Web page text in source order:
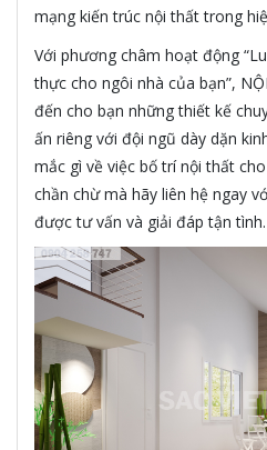
mạng kiến trúc nội thất trong
Với phương châm hoạt động
thực cho ngôi nhà của bạn”,
đến cho bạn những thiết kế
ấn riêng với đội ngũ dày dặn
mắc gì về việc bố trí nội thất
chần chừ mà hãy liên hệ ngay
được tư vấn và giải đáp tận tình.